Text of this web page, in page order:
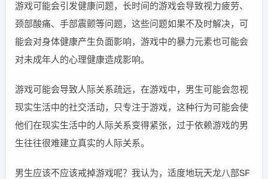
游戏可能会引发健康问题，长时间的游戏会导致视力疲劳、
颈部酸痛、手部震颤等问题，这些问题如果不及时解决，可
能会对身体健康产生负面影响，游戏中的暴力元素也可能会
对未成年人的心理健康造成影响。
游戏可能会导致人际关系疏远，在游戏中，男生可能会忽视
现实生活中的社交活动，只专注于游戏，这种行为可能会使
他们在现实生活中的人际关系变得紧张，过于依赖游戏的男
生往往很难建立真实的人际关系。
男生应该不应该戒掉游戏呢？我认为，适度地玩天龙八部SF